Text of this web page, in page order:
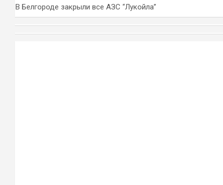
В Белгороде закрыли все АЗС “Лукойла”